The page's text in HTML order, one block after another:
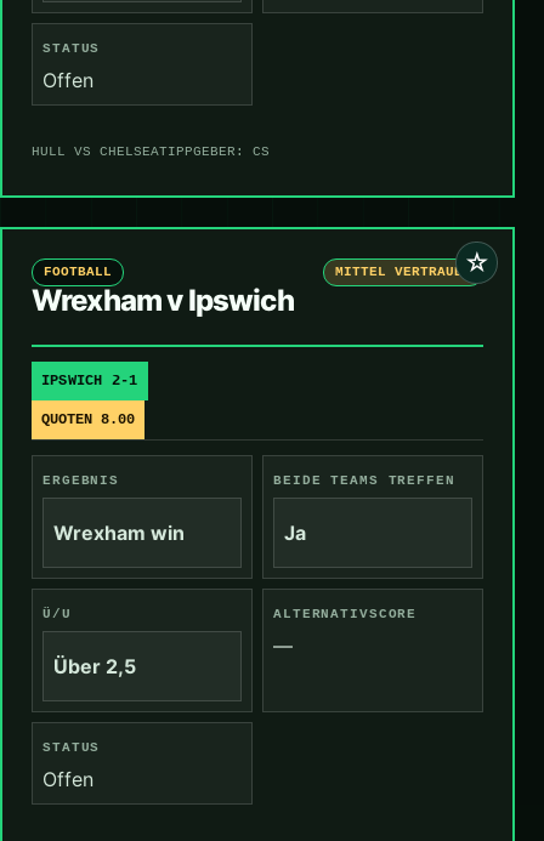
STATUS
Offen
HULL VS CHELSEATIPPGEBER: CS
☆
FOOTBALL MITTEL VERTRAUEN
Wrexham v Ipswich
IPSWICH 2-1
QUOTEN 8.00
ERGEBNIS
Wrexham win
BEIDE TEAMS TREFFEN
Ja
Ü/U
Über 2,5
ALTERNATIVSCORE
—
STATUS
Offen